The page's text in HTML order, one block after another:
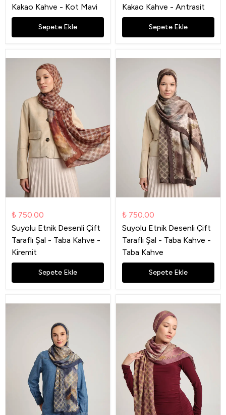
Kakao Kahve - Kot Mavi
Sepete Ekle
Kakao Kahve - Antrasit
Sepete Ekle
₺ 750.00
Suyolu Etnik Desenli Çift
Taraflı Şal - Taba Kahve -
Kiremit
Sepete Ekle
₺ 750.00
Suyolu Etnik Desenli Çift
Taraflı Şal - Taba Kahve -
Taba Kahve
Sepete Ekle